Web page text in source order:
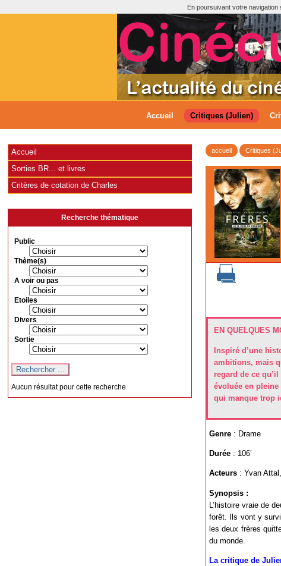
En poursuivant votre
Accueil Critiques (Julien)
accueil Critiques
EN QUELQUES
Inspiré d’une
ambitions, mais
regard de ce
évoluée en
qui manque trop
Genre : Drame
Durée : 106’
Acteurs : Yvan
Synopsis :
L’histoire vraie de
forêt. Ils vont y
les deux frères
du monde.
La critique de
Accueil
Sorties BR... et livres
Critères de cotation de Charles
Recherche thématique
Public
Thème(s)
A voir ou pas
Etoiles
Divers
Sortie
Aucun résultat pour cette recherche